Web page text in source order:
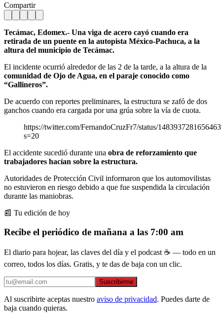
Compartir
Tecámac, Edomex.- Una viga de acero cayó cuando era
retirada de un puente en la autopista México-Pachuca, a la
altura del municipio de Tecámac.
El incidente ocurrió alrededor de las 2 de la tarde, a la altura de la
comunidad de Ojo de Agua, en el paraje conocido como
“Gallineros”.
De acuerdo con reportes preliminares, la estructura se zafó de dos
ganchos cuando era cargada por una grúa sobre la vía de cuota.
https://twitter.com/FernandoCruzFr7/status/
s=20
El accidente sucedió durante una obra de reforzamiento que
trabajadores hacían sobre la estructura.
Autoridades de Protección Civil informaron que los automovilistas
no estuvieron en riesgo debido a que fue suspendida la circulación
durante las maniobras.
📰 Tu edición de hoy
Recibe el periódico de mañana a las 7:00 am
El diario para hojear, las claves del día y el podcast ☕ — todo en un
correo, todos los días. Gratis, y te das de baja con un clic.
Suscribirme
Al suscribirte aceptas nuestro aviso de privacidad. Puedes darte de
baja cuando quieras.